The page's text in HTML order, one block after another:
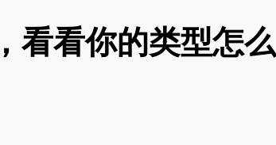
看看你的类型怎么